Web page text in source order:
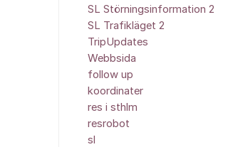
SL Störningsinformation 2
SL Trafikläget 2
TripUpdates
Webbsida
follow up
koordinater
res i sthlm
resrobot
sl